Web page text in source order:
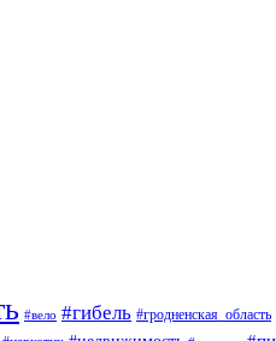
#вело #гибель #гродненская_область